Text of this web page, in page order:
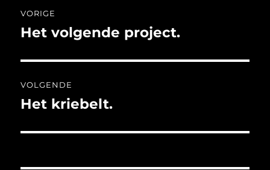
navigatie
VORIGE
Vorig
Het volgende project.
VOLGENDE
Volgend
Het kriebelt.